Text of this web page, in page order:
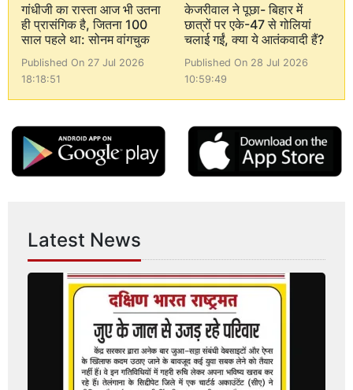
गांधीजी का रास्ता आज भी उतना
ही प्रासंगिक है, जितना 100
साल पहले था: सोनम वांगचुक
Published On 27 Jul 2026
18:18:51
केजरीवाल ने पूछा- बिहार में
छात्रों पर एके-47 से गोलियां
चलाई गईं, क्या ये आतंकवादी हैं?
Published On 28 Jul 2026
10:59:49
Latest News